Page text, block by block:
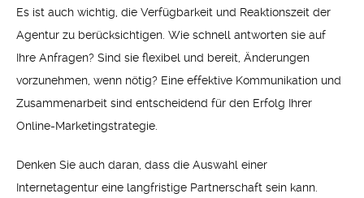
Es ist auch wichtig, die Verfügbarkeit und Reaktionszeit der
Agentur zu berücksichtigen. Wie schnell antworten sie auf
Ihre Anfragen? Sind sie flexibel und bereit, Änderungen
vorzunehmen, wenn nötig? Eine effektive Kommunikation und
Zusammenarbeit sind entscheidend für den Erfolg Ihrer
Online-Marketingstrategie.
Denken Sie auch daran, dass die Auswahl einer
Internetagentur eine langfristige Partnerschaft sein kann.